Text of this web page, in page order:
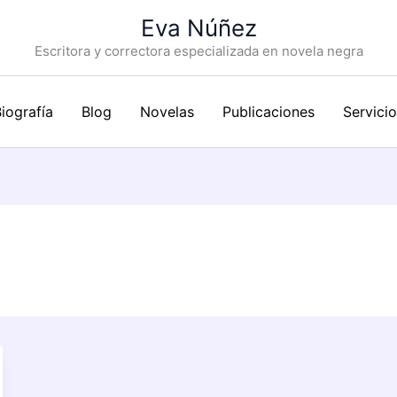
Eva Núñez
Escritora y correctora especializada en novela negra
Blog Novelas Publicaciones